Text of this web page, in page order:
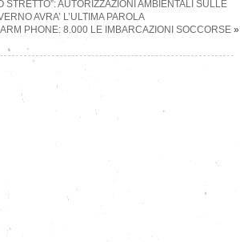
AUTORIZZAZIONI AMBIENTALI SULLE
AVRA’ L’ULTIMA PAROLA
PHONE: 8.000 LE IMBARCAZIONI SOCCORSE »